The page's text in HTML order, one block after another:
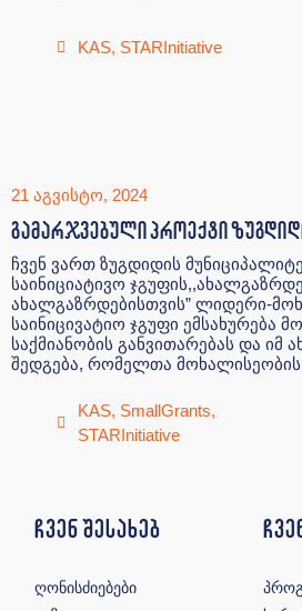
KAS, STARInitiative
21 აგვისტო, 2024
გამარჯვებული პროექტი
ჩვენ ვართ ზუგდიდის
საინიციატივო
ახალგაზრდებისთვის” ლიდერი-
საინიცივატიო ჯგუფი ემსახურება
საქმიანობის განვითარებას და იმ
შედგება, რომელთა
KAS, SmallGrants,
STARInitiative
ჩვენ შესახებ
ღონისძიებები